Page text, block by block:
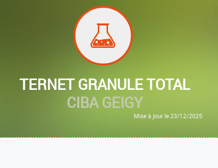
TERNET GRANULE TOTAL
CIBA GEIGY
Mise à jour le 23/12/2025